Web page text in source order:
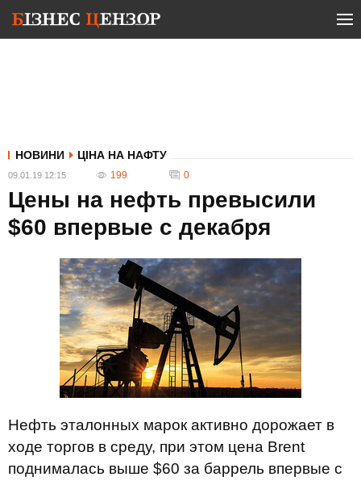
НОВИНИ ЦІНА НА НАФТУ
09.01.19 12:15 199 0
Цены на нефть превысили
$60 впервые с декабря
Нефть эталонных марок активно дорожает в
ходе торгов в среду, при этом цена Brent
поднималась выше $60 за баррель впервые с